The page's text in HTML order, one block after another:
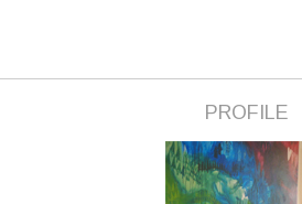
PROFILE